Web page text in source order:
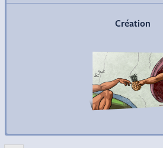
Création
Commander